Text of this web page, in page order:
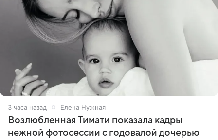
3 часа назад Елена Нужная
Возлюбленная Тимати показала кадры
нежной фотосессии с годовалой дочерью